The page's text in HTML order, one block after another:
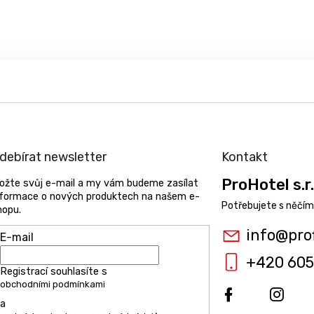
newsletter
svůj e-mail a my vám budeme zasílat
o nových produktech na našem e-
E-mail
Registrací souhlasíte s
obchodními podmínkami
a
Kontakt
ProHotel
info@
+420